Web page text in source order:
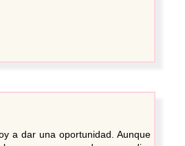
a dar una oportunidad. Aunque